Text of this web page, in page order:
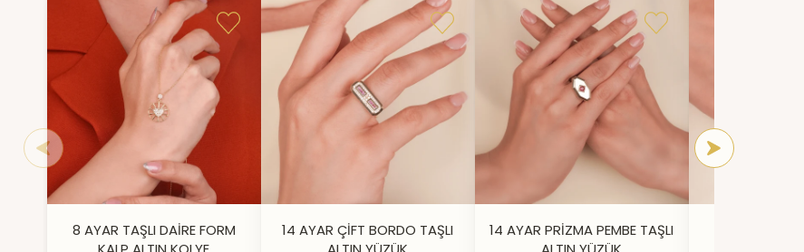
8 AYAR TAŞLI DAİRE FORM
14 AYAR ÇİFT BORDO TAŞLI
14 AYAR PRİZMA PEMBE TAŞLI